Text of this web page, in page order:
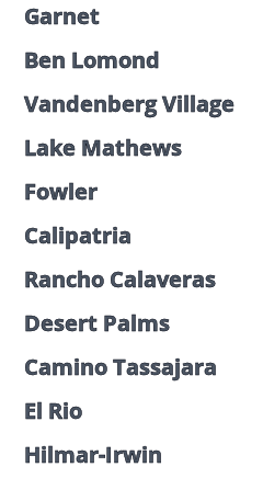
Garnet
Ben Lomond
Vandenberg Village
Lake Mathews
Fowler
Calipatria
Rancho Calaveras
Desert Palms
Camino Tassajara
El Rio
Hilmar-Irwin